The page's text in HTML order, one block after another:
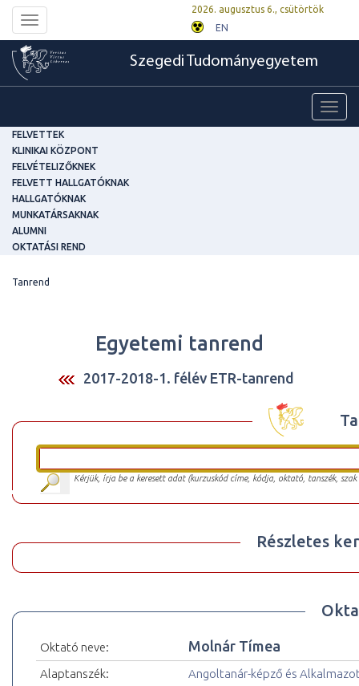
Toggle
navigation
2026. augusztus 6., csütörtök
EN
Szegedi Tudományegyetem
FELVETTEK
KLINIKAI KÖZPONT
FELVÉTELIZŐKNEK
FELVETT HALLGATÓKNAK
HALLGATÓKNAK
MUNKATÁRSAKNAK
ALUMNI
OKTATÁSI REND
Tanrend
Egyetemi tanrend
2017-2018-1. félév ETR-tanrend
Kérjük, írja be a keresett adat (kurzuskód címe, kódja, oktató, tanszék,
Részletes
Oktató neve: Molnár Tímea
Alaptanszék:
Angoltanár-képző és